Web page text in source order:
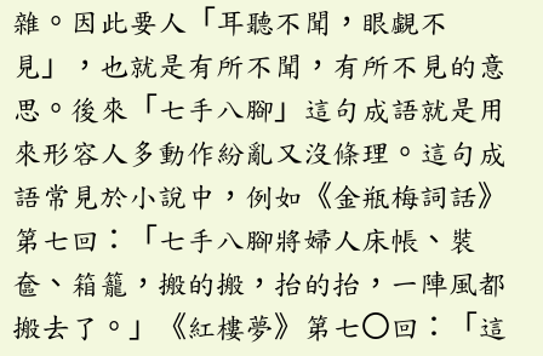
雜。因此要人「耳聽不聞，眼覷不
見」，也就是有所不聞，有所不見的意
思。後來「七手八腳」這句成語就是用
來形容人多動作紛亂又沒條理。這句成
語常見於小說中，例如《金瓶梅詞話》
第七回：「七手八腳將婦人床帳、裝
奩、箱籠，搬的搬，抬的抬，一陣風都
搬去了。」《紅樓夢》第七〇回：「這